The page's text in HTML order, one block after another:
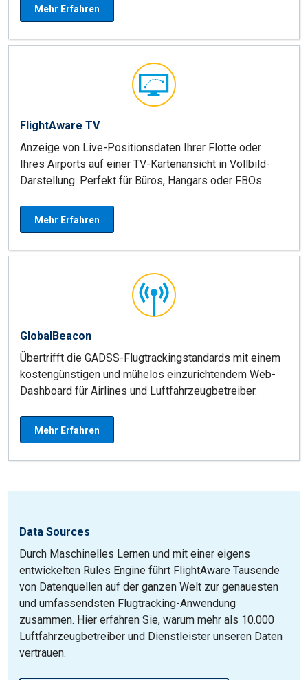
Mehr Erfahren
FlightAware TV
Anzeige von Live-Positionsdaten Ihrer Flotte oder
Ihres Airports auf einer TV-Kartenansicht in Vollbild-
Darstellung. Perfekt für Büros, Hangars oder FBOs.
Mehr Erfahren
GlobalBeacon
Übertrifft die GADSS-Flugtrackingstandards mit einem
kostengünstigen und mühelos einzurichtendem Web-
Dashboard für Airlines und Luftfahrzeugbetreiber.
Mehr Erfahren
Data Sources
Durch Maschinelles Lernen und mit einer eigens
entwickelten Rules Engine führt FlightAware Tausende
von Datenquellen auf der ganzen Welt zur genauesten
und umfassendsten Flugtracking-Anwendung
zusammen. Hier erfahren Sie, warum mehr als 10.000
Luftfahrzeugbetreiber und Dienstleister unseren Daten
vertrauen.